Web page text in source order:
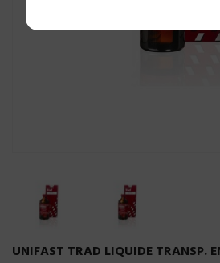
UNIFAST TRAD LIQUIDE TRANSP.